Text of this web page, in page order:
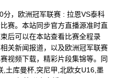
，欧洲冠军联赛 : 拉恩VS泰科
赛。本站同步官方直播源准时直
后可以在本站查看比赛全程录
关新闻报道，以及欧洲冠军联赛
视频下载，精彩片段集锦等。同
,土库曼杯,突尼甲,北欧女U16,墨